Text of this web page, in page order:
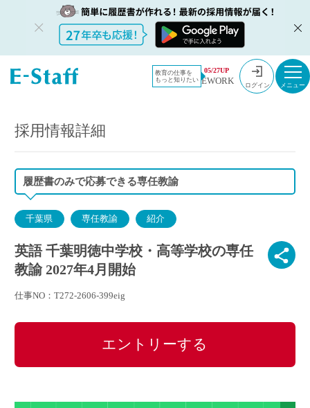
教育の仕事を
もっと知りたい
05/27UP
EWORK ログイン
教員採用情
報のイー・
採用情報
英語 千葉明徳中学校・高等学校の専任教諭 2027年4月開始
採用情報詳細
履歴書のみで応募できる専任教諭
千葉県 専任教諭 紹介
英語 千葉明徳中学校・高等学校の専任
教諭 2027年4月開始
仕事NO：T272-2606-399eig
エントリーする